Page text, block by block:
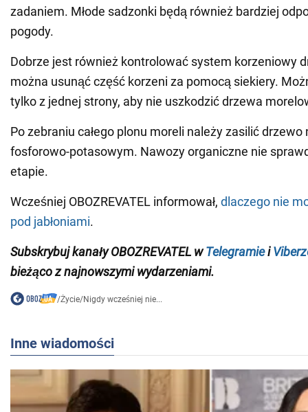
zadaniem. Młode sadzonki będą również bardziej
pogody.
Dobrze jest również kontrolować system korzeniowy
można usunąć część korzeni za pomocą siekiery.
tylko z jednej strony, aby nie uszkodzić drzewa
Po zebraniu całego plonu moreli należy zasilić
fosforowo-potasowym. Nawozy organiczne nie
etapie.
Wcześniej OBOZREVATEL informował, dlaczego nie
pod jabłoniami.
Subskrybuj kanały OBOZREVATEL w Telegramiei
bieżąco znajnowszymi wydarzeniami.
/Życie/Nigdy wcześniej nie...
Inne wiadomości